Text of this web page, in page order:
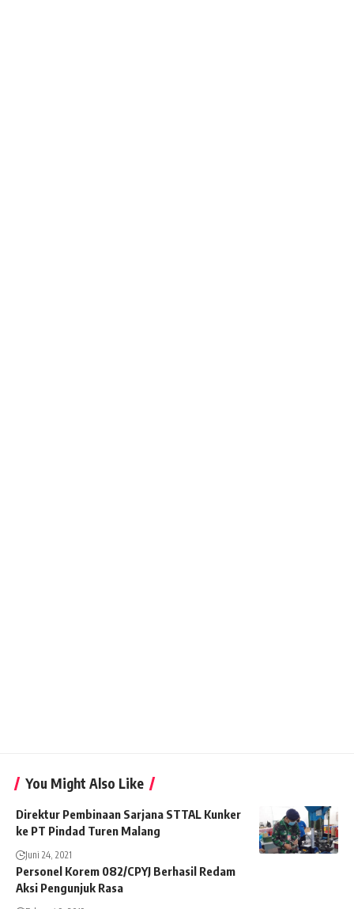
You Might Also Like
Direktur Pembinaan Sarjana STTAL Kunker
ke PT Pindad Turen Malang
Juni 24, 2021
Personel Korem 082/CPYJ Berhasil Redam
Aksi Pengunjuk Rasa